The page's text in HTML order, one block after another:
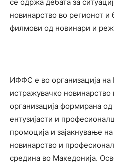
се одржа дебата за
новинарство во регионот
филмови од новинари и
ИФФС е во организација на
истражувачко
организација формирана
ентузијасти и
промоција и зајакнување
новинарство и
средина во Македонија.